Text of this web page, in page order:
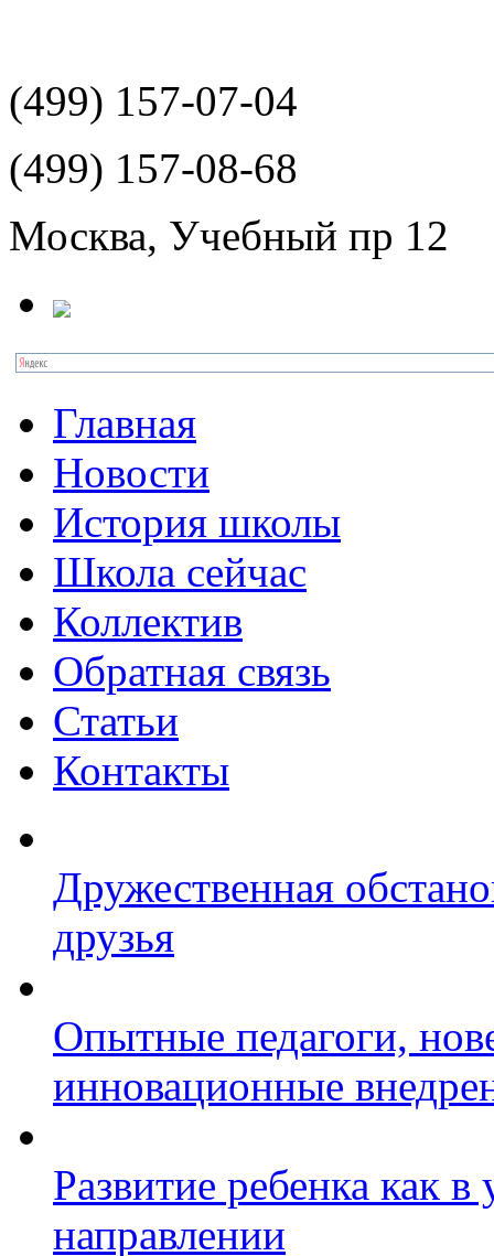
(499) 157-07-04
(499) 157-08-68
Москва, Учебный пр 12
Главная
Новости
История школы
Школа сейчас
Коллектив
Обратная связь
Статьи
Контакты
Дружественная
друзья
Опытные педагоги,
инновационные
Развитие ребенка как
направлении